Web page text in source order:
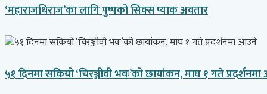
‘महाराजधिराज’का लागि पुष्पको सिक्स प्याक अवतार
५१ दिनमा सकियो ‘चिरञ्जीवी भवः’को छायांकन, माघ १ गते